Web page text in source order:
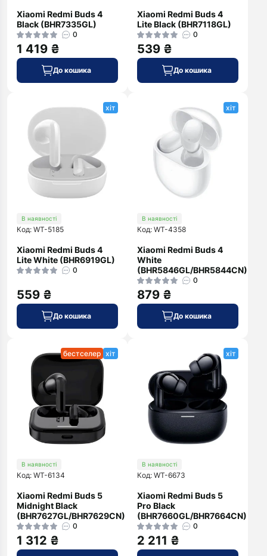
Xiaomi Redmi Buds 4
Black (BHR7335GL)
0
1 419 ₴
До кошика
Xiaomi Redmi Buds 4
Lite Black (BHR7118GL)
0
539 ₴
До кошика
хіт
В наявності
Код: WT-5185
Xiaomi Redmi Buds 4
Lite White (BHR6919GL)
0
559 ₴
До кошика
хіт
В наявності
Код: WT-4358
Xiaomi Redmi Buds 4
White
(BHR5846GL/BHR5844CN)
0
879 ₴
До кошика
бестселер хіт
В наявності
Код: WT-6134
Xiaomi Redmi Buds 5
Midnight Black
(BHR7627GL/BHR7629CN)
0
1 312 ₴
хіт
В наявності
Код: WT-6673
Xiaomi Redmi Buds 5
Pro Black
(BHR7660GL/BHR7664CN)
0
2 211 ₴